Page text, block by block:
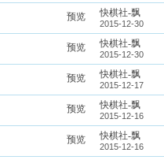
预览 快棋社-飘
2015-12-30
预览 快棋社-飘
2015-12-30
预览 快棋社-飘
2015-12-17
预览 快棋社-飘
2015-12-16
预览 快棋社-飘
2015-12-16